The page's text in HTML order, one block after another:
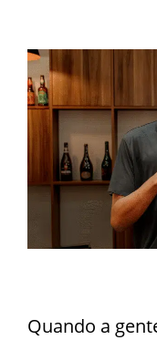
Quando a